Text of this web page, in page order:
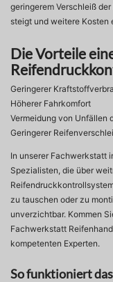
geringerem Verschleiß
steigt und weitere Kosten
Die Vorteile
Geringerer
Höherer Fahrkomfort
Vermeidung von Unfällen
Geringerer
In unserer Fachwerkstatt
Spezialisten, die über
zu tauschen oder zu
unverzichtbar. Kommen
Fachwerkstatt
kompetenten Experten.
So funktioniert